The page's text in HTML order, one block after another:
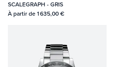
SCALEGRAPH - GRIS
À partir de1 635,00 €